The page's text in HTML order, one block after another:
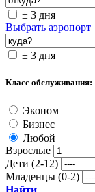
± 3 дня
Выбрать аэропорт
± 3 дня
Класс обслуживания:
Эконом
Бизнес
Любой
Взрослые
Дети (2-12)
Младенцы (0-2)